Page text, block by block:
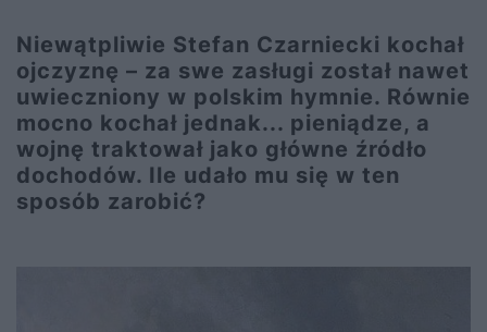
Niewątpliwie Stefan Czarniecki kochał
ojczyznę – za swe zasługi został nawet
uwieczniony w polskim hymnie. Równie
mocno kochał jednak... pieniądze, a
wojnę traktował jako główne źródło
dochodów. Ile udało mu się w ten
sposób zarobić?